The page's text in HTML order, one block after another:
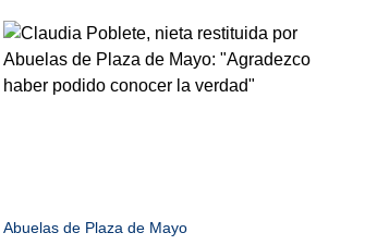
Abuelas de Plaza de Mayo